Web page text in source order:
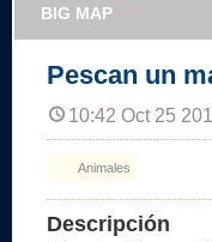
BIG MAP
Pescan un
10:42 Oct 25
Animales
Descripción